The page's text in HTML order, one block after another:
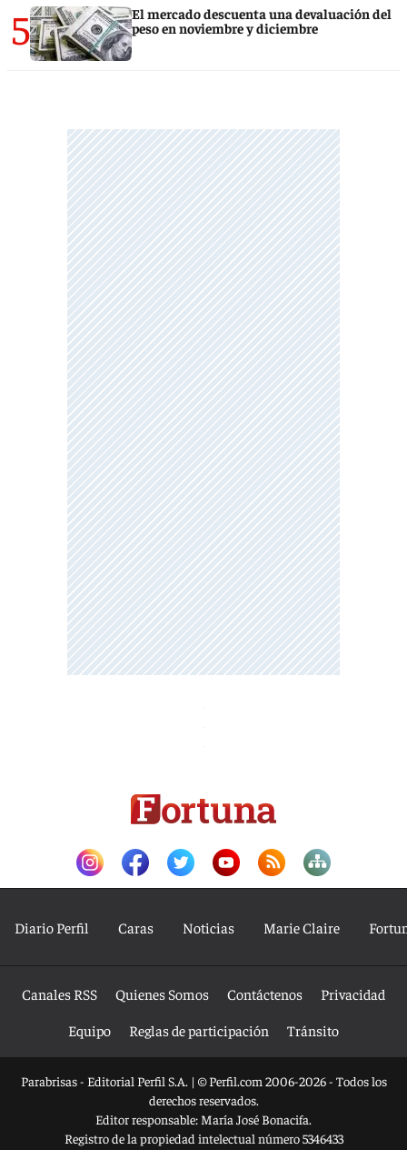
5
El mercado descuenta una devaluación del
peso en noviembre y diciembre
Diario Perfil Caras Noticias Marie Claire
Canales RSS Quienes Somos Contáctenos
Privacidad
Equipo
Reglas de participación Tránsito
Parabrisas - Editorial Perfil S.A. | © Perfil.com 2006-2026 - Todos los
derechos reservados.
Editor responsable: María José Bonacifa.
Registro de la propiedad intelectual número 5346433